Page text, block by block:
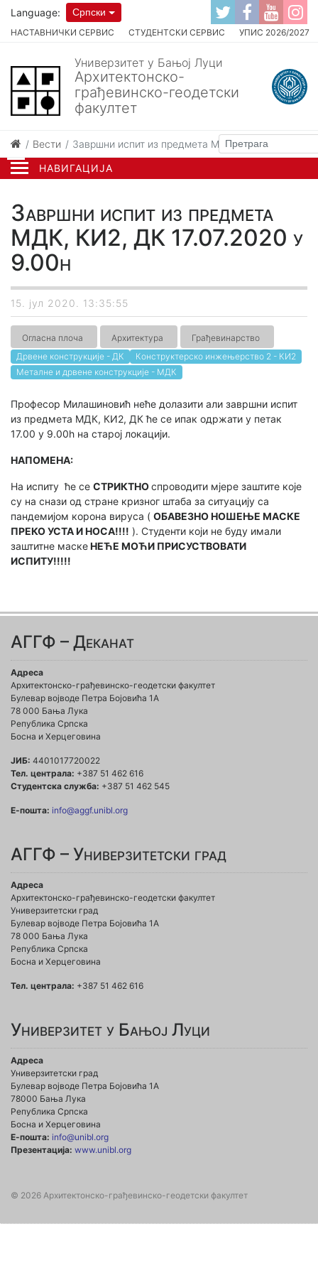
НАВИГАЦИЈА
НАСТАВНИЧКИ СЕРВИС СТУДЕНТСКИ СЕРВИС УПИС 2026/2027
Language: Српски
Универзитет у Бањој Луци
Архитектонско-
грађевинско-геодетски
факултет
Вести Завршни испит из предмета МДК, КИ2, ДК
Завршни испит из предмета
МДК, КИ2, ДК 17.07.2020 у
9.00h
15. јул 2020. 13:35:55
Огласна плоча Архитектура
Грађевинарство
Дрвене конструкције - ДК
Конструктерско инжењерство 2 - КИ2
Металне и дрвене конструкције - МДК
Професор Милашиновић неће долазити али завршни испит
из предмета МДК, КИ2, ДК ће се ипак одржати у петак
17.00 у 9.00h на старој локацији.
НАПОМЕНА:
На испиту ће се СТРИКТНОспроводити мјере заштите које
су на снази од стране кризног штаба за ситуацију са
пандемијом корона вируса ( ОБАВЕЗНО НОШЕЊЕ МАСКЕ
ПРЕКО УСТА И НОСА!!!! ). Студенти који не буду имали
заштитне маскеНЕЋЕ МОЋИ ПРИСУСТВОВАТИ
ИСПИТУ!!!!!
АГГФ – Деканат
Адреса
Архитектонско-грађевинско-геодетски факултет
Булевар војводе Петра Бојовића 1A
78 000 Бања Лука
Република Српска
Босна и Херцеговина
ЈИБ: 4401017720022
Тел. централа: +387 51 462 616
Студентска служба: +387 51 462 545
Е-пошта: info@aggf.unibl.org
АГГФ – Универзитетски град
Адреса
Архитектонско-грађевинско-геодетски факултет
Универзитетски град
Булевар војводе Петра Бојовића 1A
78 000 Бања Лука
Република Српска
Босна и Херцеговина
Тел. централа: +387 51 462 616
Универзитет у Бањој Луци
Адреса
Универзитетски град
Булевар војводе Петра Бојовића 1А
78000 Бања Лука
Република Српска
Босна и Херцеговина
Е-пошта: info@unibl.org
Презентација: www.unibl.org
© 2026 Архитектонско-грађевинско-геодетски факултет